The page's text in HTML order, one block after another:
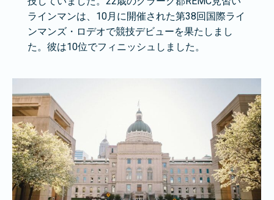
ラインマンは、10月に開催された第38回国際ライ
ンマンズ・ロデオで競技デビューを果たしまし
た。彼は10位でフィニッシュしました。